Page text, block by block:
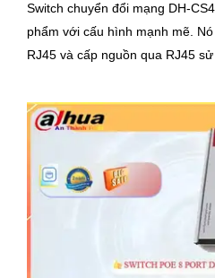
Switch chuyển đổi mạng DH-
phẩm với cấu hình mạnh mẽ. Nó có tính năng gộp cổng
RJ45 và cấp nguồn qua RJ45